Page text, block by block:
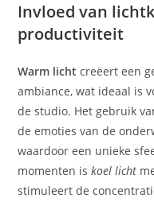
Invloed van
productiviteit
Warm licht creëert een
ambiance, wat ideaal is
de studio. Het gebruik
de emoties van de
waardoor een unieke
momenten iskoel licht
stimuleert de